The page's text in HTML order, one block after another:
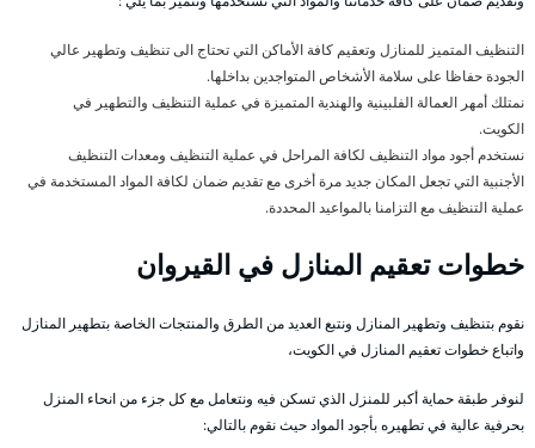
التنظيف المتميز للمنازل وتعقيم كافة الأماكن التي تحتاج الى تنظيف وتطهير عالي
الجودة حفاظا على سلامة الأشخاص المتواجدين بداخلها.
نمتلك أمهر العمالة الفلبينية والهندية المتميزة في عملية التنظيف والتطهير في
الكويت.
نستخدم أجود مواد التنظيف لكافة المراحل في عملية التنظيف ومعدات التنظيف
الأجنبية التي تجعل المكان جديد مرة أخرى مع تقديم ضمان لكافة المواد المستخدمة في
عملية التنظيف مع التزامنا بالمواعيد المحددة.
خطوات تعقيم المنازل في القيروان
نقوم بتنظيف وتطهير المنازل ونتبع العديد من الطرق والمنتجات الخاصة بتطهير المنازل
واتباع خطوات تعقيم المنازل في الكويت،
لنوفر طبقة حماية أكبر للمنزل الذي تسكن فيه ونتعامل مع كل جزء من انحاء المنزل
بحرفية عالية في تطهيره بأجود المواد حيث نقوم بالتالي: